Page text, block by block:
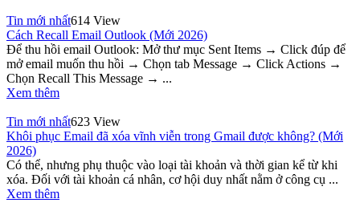
Tin mới nhất614 View
Cách Recall Email Outlook (Mới 2026)
Để thu hồi email Outlook: Mở thư mục Sent Items → Click đúp để
mở email muốn thu hồi → Chọn tab Message → Click Actions →
Chọn Recall This Message → ...
Xem thêm
Tin mới nhất623 View
Khôi phục Email đã xóa vĩnh viễn trong Gmail được không? (Mới
2026)
Có thể, nhưng phụ thuộc vào loại tài khoản và thời gian kể từ khi
xóa. Đối với tài khoản cá nhân, cơ hội duy nhất nằm ở công cụ ...
Xem thêm